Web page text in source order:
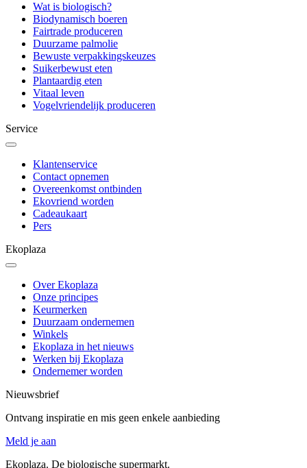
Wat is biologisch?
Biodynamisch boeren
Fairtrade produceren
Duurzame palmolie
Bewuste verpakkingskeuzes
Suikerbewust eten
Plantaardig eten
Vitaal leven
Vogelvriendelijk produceren
Service
Klantenservice
Contact opnemen
Overeenkomst ontbinden
Ekovriend worden
Cadeaukaart
Pers
Ekoplaza
Over Ekoplaza
Onze principes
Keurmerken
Duurzaam ondernemen
Winkels
Ekoplaza in het nieuws
Werken bij Ekoplaza
Ondernemer worden
Nieuwsbrief
Ontvang inspiratie en mis geen enkele aanbieding
Meld je aan
Ekoplaza. De biologische supermarkt.